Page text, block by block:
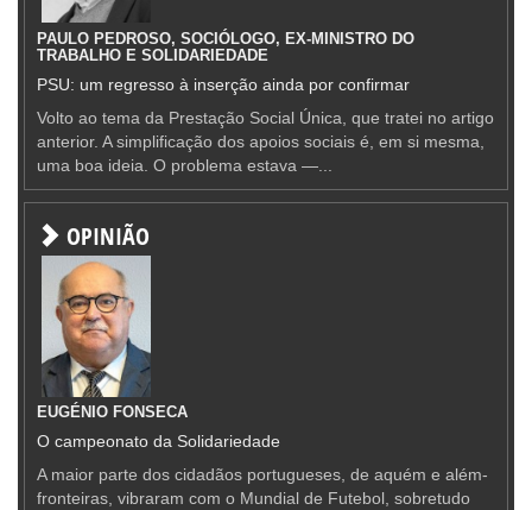
PAULO PEDROSO, SOCIÓLOGO, EX-MINISTRO DO
TRABALHO E SOLIDARIEDADE
PSU: um regresso à inserção ainda por confirmar
Volto ao tema da Prestação Social Única, que tratei no artigo
anterior. A simplificação dos apoios sociais é, em si mesma,
uma boa ideia. O problema estava —...
OPINIÃO
EUGÉNIO FONSECA
O campeonato da Solidariedade
A maior parte dos cidadãos portugueses, de aquém e além-
fronteiras, vibraram com o Mundial de Futebol, sobretudo